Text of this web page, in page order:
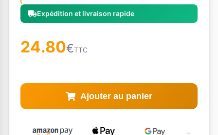
Expédition et livraison rapide
24.80€TTC
Ajouter au panier